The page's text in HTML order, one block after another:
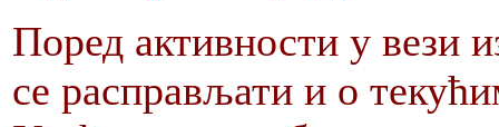
Поред активности у вези
се расправљати и о